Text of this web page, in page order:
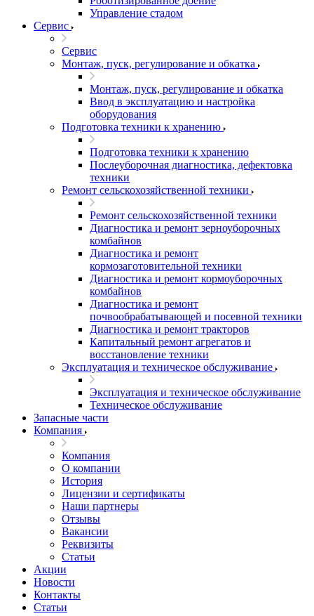
Управление стадом
Сервис
Сервис
Монтаж, пуск, регулирование и обкатка
Монтаж, пуск, регулирование и обкатка
Ввод в эксплуатацию и настройка
оборудования
Подготовка техники к хранению
Подготовка техники к хранению
Послеуборочная диагностика, дефектовка
техники
Ремонт сельскохозяйственной техники
Ремонт сельскохозяйственной техники
Диагностика и ремонт зерноуборочных
комбайнов
Диагностика и ремонт
кормозаготовительной техники
Диагностика и ремонт кормоуборочных
комбайнов
Диагностика и ремонт
почвообрабатывающей и посевной техники
Диагностика и ремонт тракторов
Капитальный ремонт агрегатов и
восстановление техники
Эксплуатация и техническое обслуживание
Эксплуатация и техническое обслуживание
Техническое обслуживание
Запасные части
Компания
Компания
О компании
История
Лицензии и сертификаты
Наши партнеры
Отзывы
Вакансии
Реквизиты
Статьи
Акции
Новости
Контакты
Статьи